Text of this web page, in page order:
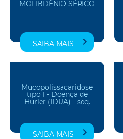
MOLIBDÊNIO SÉRICO
SAIBA MAIS
Mucopolissacaridose
tipo 1 - Doença de
Hurler (IDUA) - seq.
SAIBA MAIS